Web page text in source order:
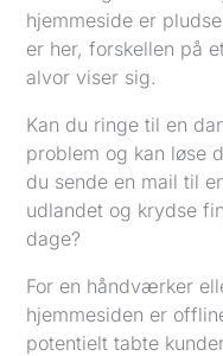
hjemmeside er
er her, forskellen på
alvor viser sig.
Kan du ringe til en
problem og kan løse
du sende en mail til
udlandet og krydse
dage?
For en håndværker
hjemmesiden er
potentielt tabte